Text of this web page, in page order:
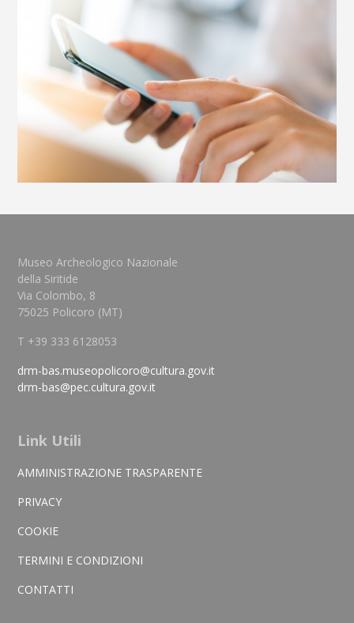
Museo Archeologico Nazionale
della Siritide
Via Colombo, 8
75025 Policoro (MT)
T +39 333 6128053
drm-bas.museopolicoro@cultura.gov.it
drm-bas@pec.cultura.gov.it
Link Utili
AMMINISTRAZIONE TRASPARENTE
PRIVACY
COOKIE
TERMINI E CONDIZIONI
CONTATTI